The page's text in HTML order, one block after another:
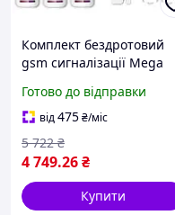
Комплект бездротовий
gsm сигналізації Mega
світлозвучною сиреною
Kerui G18
Готово до відправки
від475₴/міс
4 749.26₴
5 722 ₴
Купити